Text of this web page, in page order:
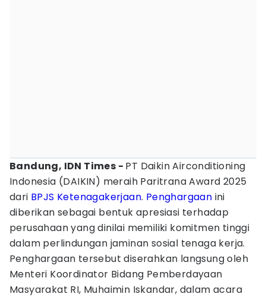
Bandung, IDN Times - PT Daikin Airconditioning
Indonesia (DAIKIN) meraih Paritrana Award 2025
dari BPJS Ketenagakerjaan. Penghargaan ini
diberikan sebagai bentuk apresiasi terhadap
perusahaan yang dinilai memiliki komitmen tinggi
dalam perlindungan jaminan sosial tenaga kerja.
Penghargaan tersebut diserahkan langsung oleh
Menteri Koordinator Bidang Pemberdayaan
Masyarakat RI, Muhaimin Iskandar, dalam acara